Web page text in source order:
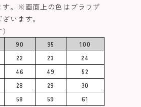
。※画面上の色はブラウザ
います。
90 95
100
22 23
24
46 49
52
28 29
30
58 59 61